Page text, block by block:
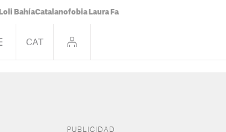
Loli BahíaCatalanofobia Laura Fa